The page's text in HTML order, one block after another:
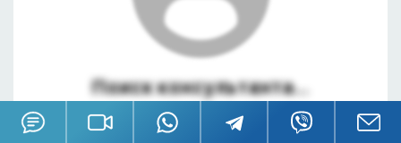
Поиск консультанта...
Поиск консультанта...